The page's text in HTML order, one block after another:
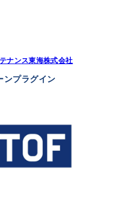
ナンス東海株式会社
ンプラグイン